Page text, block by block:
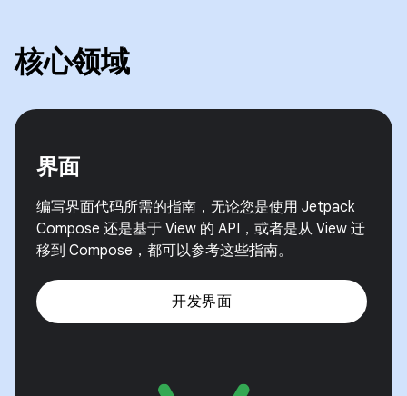
核心领域
界面
编写界面代码所需的指南，无论您是使用 Jetpack
Compose 还是基于 View 的 API，或者是从 View 迁
移到 Compose，都可以参考这些指南。
开发界面